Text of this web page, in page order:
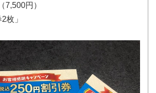
7,500円）
枚」